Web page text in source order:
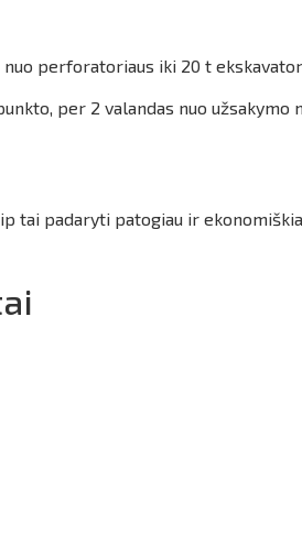
perforatoriaus iki 20 t
per 2 valandas nuo užsakymo
tai padaryti patogiau ir